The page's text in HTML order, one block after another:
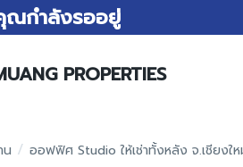
ณกำลังรออยู่
PROPERTIES
น / ออฟฟิศ Studio ให้เช่าทั้งหลัง จ.เชียงใ